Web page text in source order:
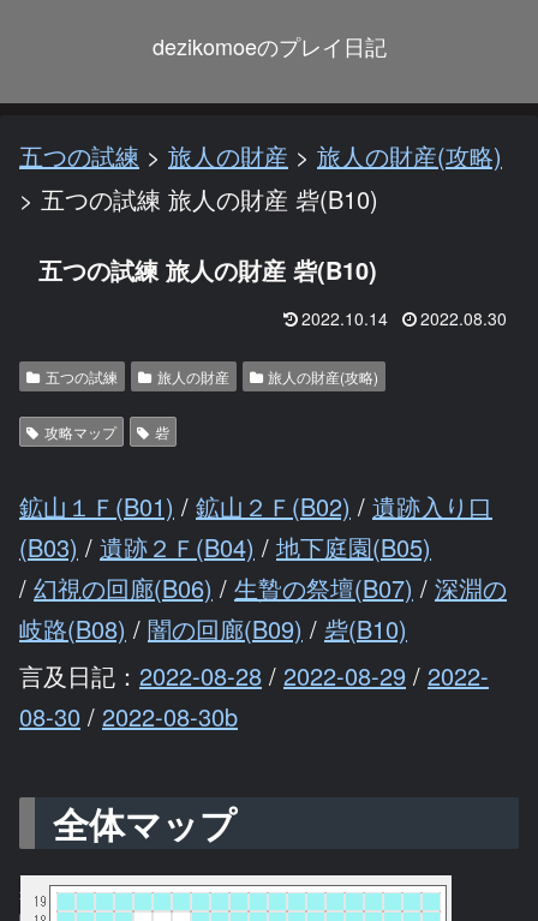
dezikomoeのプレイ日記
五つの試練 > 旅人の財産 > 旅人の財産(攻略)
> 五つの試練 旅人の財産 砦(B10)
五つの試練 旅人の財産 砦(B10)
2022.10.14 2022.08.30
五つの試練 旅人の財産 旅人の財産(攻略)
攻略マップ 砦
鉱山１Ｆ(B01) / 鉱山２Ｆ(B02) / 遺跡入り口
(B03) / 遺跡２Ｆ(B04) / 地下庭園(B05)
/ 幻視の回廊(B06) / 生贄の祭壇(B07) / 深淵の
岐路(B08) / 闇の回廊(B09) / 砦(B10)
言及日記： 2022-08-28 / 2022-08-29 / 2022-
08-30 / 2022-08-30b
全体マップ